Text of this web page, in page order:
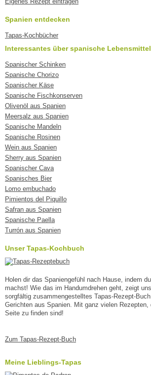
Spanien entdecken
Tapas-Kochbücher
Interessantes über spanische Lebensmittel
Spanischer Schinken
Spanische Chorizo
Spanischer Käse
Spanische Fischkonserven
Olivenöl aus Spanien
Meersalz aus Spanien
Spanische Mandeln
Spanische Rosinen
Wein aus Spanien
Sherry aus Spanien
Spanischer Cava
Spanisches Bier
Lomo embuchado
Pimientos del Piquillo
Safran aus Spanien
Spanische Paella
Turrón aus Spanien
Unser Tapas-Kochbuch
Holen dir das Spaniengefühl nach Hause, indem
machst! Wie das im Handumdrehen geht, zeigt
sorgfältig zusammengestelltes Tapas-Rezept-
Gerichten aus Spanien. Mit ganz vielen
Seite zu finden sind!
Zum Tapas-Rezept-Buch
Meine Lieblings-Tapas